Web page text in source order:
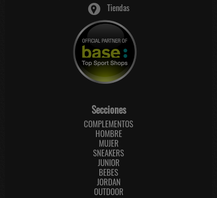
Tiendas
Secciones
COMPLEMENTOS
HOMBRE
MUJER
SNEAKERS
JUNIOR
BEBES
JORDAN
OUTDOOR